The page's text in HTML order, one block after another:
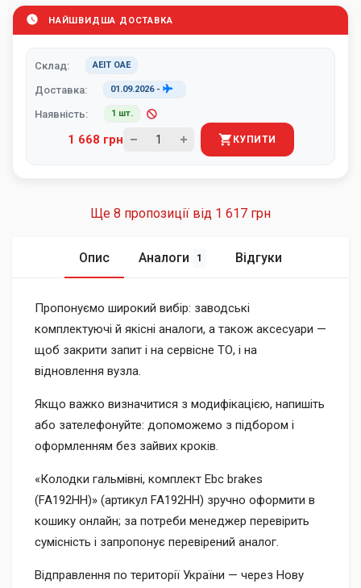
НАЙШВИДША ДОСТАВКА
Склад: AEIT ОАЕ
Доставка: 01.09.2026-
Наявність: 1 шт.
1 668 грн КУПИТИ
Ще 8 пропозиції від 1 617 грн
Опис Аналоги 1 Відгуки
Пропонуємо широкий вибір: заводські
комплектуючі й якісні аналоги, а також аксесуари —
щоб закрити запит і на сервісне ТО, і на
відновлення вузла.
Якщо важко визначитися з модифікацією, напишіть
або зателефонуйте: допоможемо з підбором і
оформленням без зайвих кроків.
«Колодки гальмівні, комплект Ebc brakes
(FA192HH)» (артикул FA192HH) зручно оформити в
кошику онлайн; за потреби менеджер перевірить
сумісність і запропонує перевірений аналог.
Відправлення по території України — через Нову